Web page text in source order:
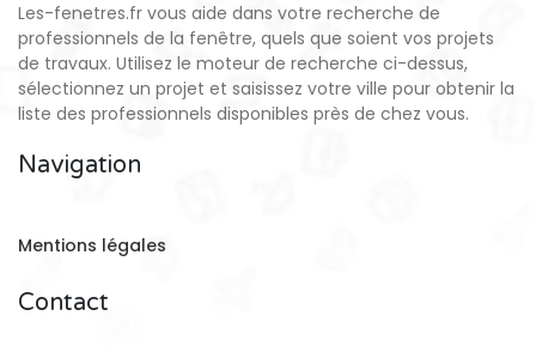
Les-fenetres.fr vous aide dans votre recherche de
professionnels de la fenêtre, quels que soient vos projets
de travaux. Utilisez le moteur de recherche ci-dessus,
sélectionnez un projet et saisissez votre ville pour obtenir la
liste des professionnels disponibles près de chez vous.
Navigation
Mentions légales
Contact